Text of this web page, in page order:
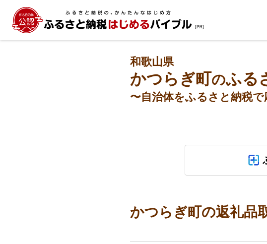
和歌山県
かつらぎ町のふる
〜自治体をふるさと納税で
かつらぎ町の返礼品